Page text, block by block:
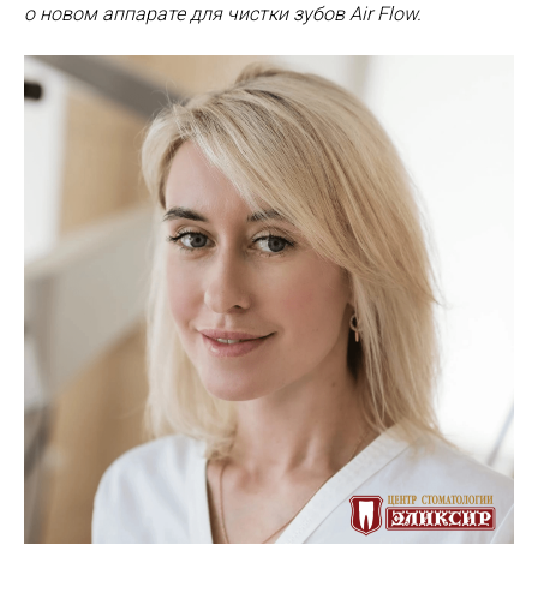
о новом аппарате для чистки зубов Air Flow.